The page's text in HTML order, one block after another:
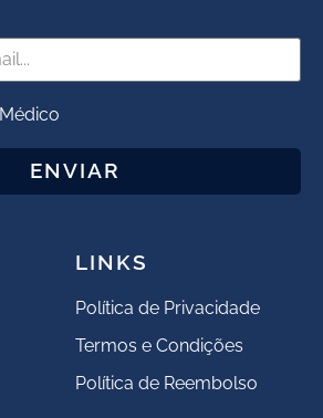
Médico
ENVIAR
LINKS
Política de Privacidade
Termos e Condições
Política de Reembolso